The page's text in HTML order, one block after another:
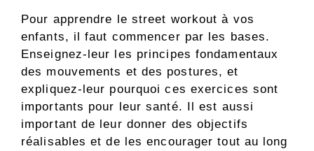
Pour apprendre le street workout à vos
enfants, il faut commencer par les bases.
Enseignez-leur les principes fondamentaux
des mouvements et des postures, et
expliquez-leur pourquoi ces exercices sont
importants pour leur santé. Il est aussi
important de leur donner des objectifs
réalisables et de les encourager tout au long